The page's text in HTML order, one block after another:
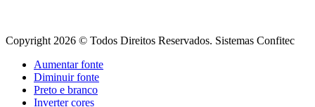
Copyright 2026 © Todos Direitos Reservados. Sistemas Confitec
Aumentar fonte
Diminuir fonte
Preto e branco
Inverter cores